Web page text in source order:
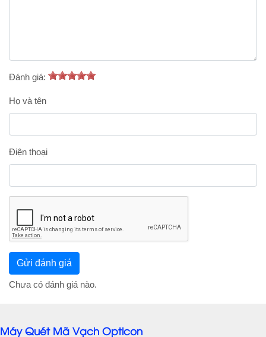
Đánh giá:
Họ và tên
Điện thoại
Chưa có đánh giá nào.
Máy Quét Mã Vạch Opticon